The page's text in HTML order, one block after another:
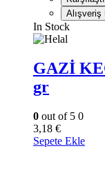
In Stock
GAZİ
gr
0 out of 5 0
3,18 €
Sepete Ekle